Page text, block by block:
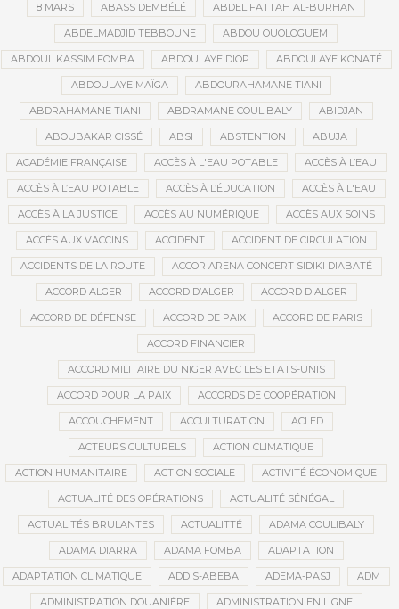
8 MARS ABASS DEMBÉLÉ ABDEL FATTAH AL-BURHAN
ABDELMADJID TEBBOUNE ABDOU OUOLOGUEM
ABDOUL KASSIM FOMBA ABDOULAYE DIOP ABDOULAYE KONATÉ
ABDOULAYE MAÏGA ABDOURAHAMANE TIANI
ABDRAHAMANE TIANI ABDRAMANE COULIBALY ABIDJAN
ABOUBAKAR CISSÉ ABSI ABSTENTION ABUJA
ACADÉMIE FRANÇAISE ACCÈS À L'EAU POTABLE ACCÈS À L’EAU
ACCÈS À L’EAU POTABLE ACCÈS À L’ÉDUCATION ACCÈS À L'EAU
ACCÈS À LA JUSTICE ACCÈS AU NUMÉRIQUE ACCÈS AUX SOINS
ACCÈS AUX VACCINS ACCIDENT ACCIDENT DE CIRCULATION
ACCIDENTS DE LA ROUTE ACCOR ARENA CONCERT SIDIKI DIABATÉ
ACCORD ALGER ACCORD D’ALGER ACCORD D'ALGER
ACCORD DE DÉFENSE ACCORD DE PAIX ACCORD DE PARIS
ACCORD FINANCIER
ACCORD MILITAIRE DU NIGER AVEC LES ETATS-UNIS
ACCORD POUR LA PAIX ACCORDS DE COOPÉRATION
ACCOUCHEMENT ACCULTURATION ACLED
ACTEURS CULTURELS ACTION CLIMATIQUE
ACTION HUMANITAIRE ACTION SOCIALE ACTIVITÉ ÉCONOMIQUE
ACTUALITÉ DES OPÉRATIONS ACTUALITÉ SÉNÉGAL
ACTUALITÉS BRULANTES ACTUALITTÉ ADAMA COULIBALY
ADAMA DIARRA ADAMA FOMBA ADAPTATION
ADAPTATION CLIMATIQUE ADDIS-ABEBA ADEMA-PASJ ADM
ADMINISTRATION DOUANIÈRE ADMINISTRATION EN LIGNE